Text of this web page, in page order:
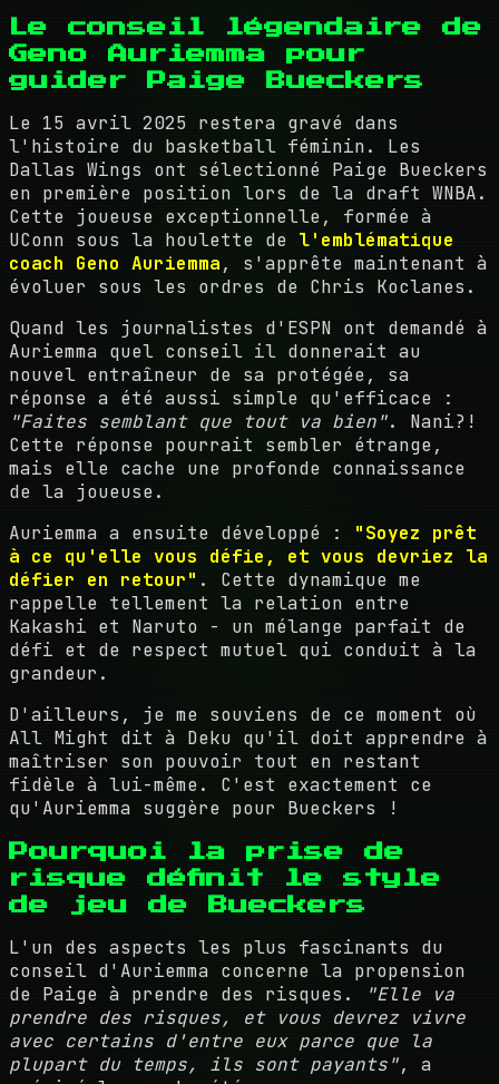
Le conseil légendaire de
Geno Auriemma pour
guider Paige Bueckers
Le 15 avril 2025 restera gravé dans
l'histoire du basketball féminin. Les
Dallas Wings ont sélectionné Paige Bueckers
en première position lors de la draft WNBA.
Cette joueuse exceptionnelle, formée à
UConn sous la houlette de l'emblématique
coach Geno Auriemma, s'apprête maintenant à
évoluer sous les ordres de Chris Koclanes.
Quand les journalistes d'ESPN ont demandé à
Auriemma quel conseil il donnerait au
nouvel entraîneur de sa protégée, sa
réponse a été aussi simple qu'efficace :
"Faites semblant que tout va bien". Nani?!
Cette réponse pourrait sembler étrange,
mais elle cache une profonde connaissance
de la joueuse.
Auriemma a ensuite développé : "Soyez prêt
à ce qu'elle vous défie, et vous devriez la
défier en retour" . Cette dynamique me
rappelle tellement la relation entre
Kakashi et Naruto - un mélange parfait de
défi et de respect mutuel qui conduit à la
grandeur.
D'ailleurs, je me souviens de ce moment où
All Might dit à Deku qu'il doit apprendre à
maîtriser son pouvoir tout en restant
fidèle à lui-même. C'est exactement ce
qu'Auriemma suggère pour Bueckers !
Pourquoi la prise de
risque définit le style
de jeu de Bueckers
L'un des aspects les plus fascinants du
conseil d'Auriemma concerne la propension
de Paige à prendre des risques.
"Elle va
prendre des risques, et vous devrez vivre
avec certains d'entre eux parce que la
plupart du temps, ils sont payants", a